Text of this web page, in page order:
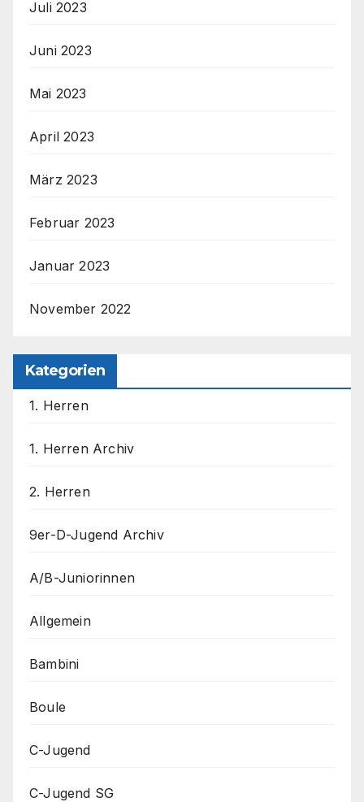
Juli 2023
Juni 2023
Mai 2023
April 2023
März 2023
Februar 2023
Januar 2023
November 2022
Kategorien
1. Herren
1. Herren Archiv
2. Herren
9er-D-Jugend Archiv
A/B-Juniorinnen
Allgemein
Bambini
Boule
C-Jugend
C-Jugend SG